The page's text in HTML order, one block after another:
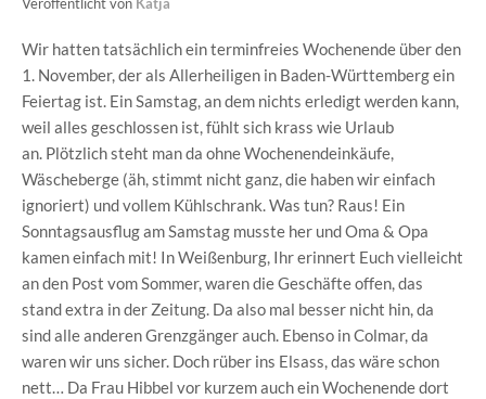
Wir hatten tatsächlich ein terminfreies Wochenende über den
1. November, der als Allerheiligen in Baden-Württemberg ein
Feiertag ist. Ein Samstag, an dem nichts erledigt werden kann,
weil alles geschlossen ist, fühlt sich krass wie Urlaub
an. Plötzlich steht man da ohne Wochenendeinkäufe,
Wäscheberge (äh, stimmt nicht ganz, die haben wir einfach
ignoriert) und vollem Kühlschrank. Was tun? Raus! Ein
Sonntagsausflug am Samstag musste her und Oma & Opa
kamen einfach mit! In Weißenburg, Ihr erinnert Euch vielleicht
an den Post vom Sommer, waren die Geschäfte offen, das
stand extra in der Zeitung. Da also mal besser nicht hin, da
sind alle anderen Grenzgänger auch. Ebenso in Colmar, da
waren wir uns sicher. Doch rüber ins Elsass, das wäre schon
nett… Da Frau Hibbel vor kurzem auch ein Wochenende dort